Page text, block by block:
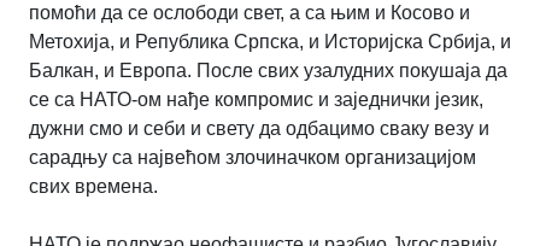
помоћи да се ослободи свет, а са њим и Косово и
Метохија, и Република Српска, и Историјска Србија, и
Балкан, и Европа. После свих узалудних покушаја да
се са НАТО-ом нађе компромис и заједнички језик,
дужни смо и себи и свету да одбацимо сваку везу и
сарадњу са највећом злочиначком организацијом
свих времена.